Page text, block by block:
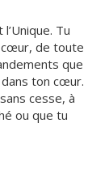
Tu
cœur, de toute
que
ton cœur.
cesse, à
ou que tu